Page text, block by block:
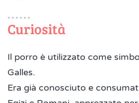
Curiosità
Il porro è utilizzato come
Galles.
Era già conosciuto e